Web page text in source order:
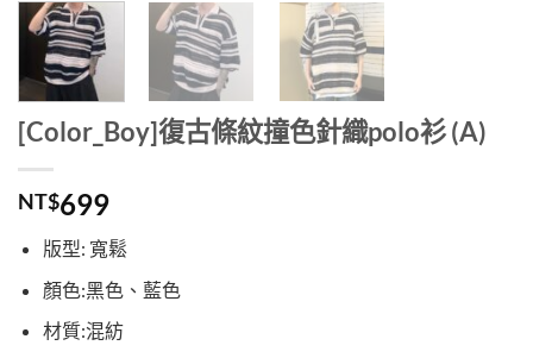
[Color_Boy]復古條紋撞色針織polo衫 (A)
NT$699
版型: 寬鬆
顏色:黑色、藍色
材質:混紡